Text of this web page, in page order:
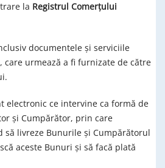
la Registrul Comerțului
documentele și serviciile
care urmează a fi furnizate de către
electronic ce intervine ca formă de
și Cumpărător, prin care
să livreze Bunurile și Cumpărătorul
aceste Bunuri și să facă plată